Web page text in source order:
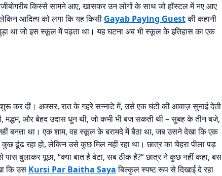
किस्से सामने आए, खासकर उन लोगों के साथ जो हॉस्टल में नए आए
आदित्य को लगा कि यह किसी Gayab Paying Guestकी कहानी
था जो इस स्कूल में पढ़ता था। यह घटना अब भी स्कूल के इतिहास का एक
कर दीं। अक्सर, रात के गहरे सन्नाटे में, उसे एक घंटी की आवाज़ सुनाई देती
मद्धम, और बेहद उदास धुन थी, जो कभी भी बज सकती थी – सुबह के तीन बजे,
बनता था। एक शाम, वह स्कूल के बरामदे में बैठा था, जब उसने देखा कि एक
कुछ ढूंढ रहा हो, लेकिन उसे कुछ मिल नहीं रहा था। छात्र का चेहरा पीला पड़
बुलाकर पूछा, “क्या बात है बेटा, सब ठीक है?” छात्र ने कुछ नहीं कहा, बस
कि उस Kursi Par Baitha Sayaबिल्कुल स्पष्ट रूप से दिखाई दे रहा